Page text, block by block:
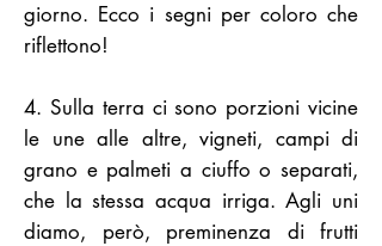
giorno. Ecco i segni per coloro che
riflettono!
4. Sulla terra ci sono porzioni vicine
le une alle altre, vigneti, campi di
grano e palmeti a ciuffo o separati,
che la stessa acqua irriga. Agli uni
diamo, però, preminenza di frutti